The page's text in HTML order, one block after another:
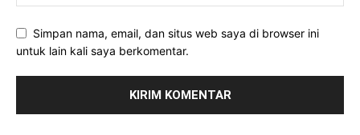
Simpan nama, email, dan situs web saya di browser ini
untuk lain kali saya berkomentar.